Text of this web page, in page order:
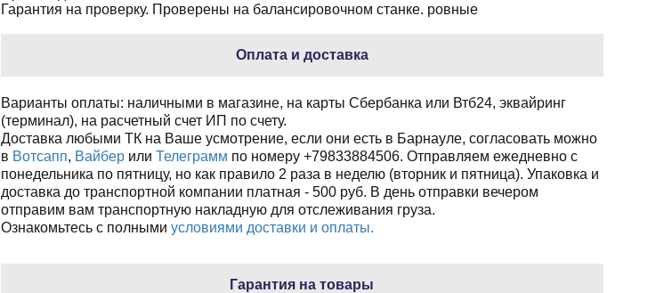
Гарантия на проверку. Проверены на балансировочном станке. ровные
Оплата и доставка
Варианты оплаты: наличными в магазине, на карты Сбербанка или Втб24, эквайринг
(терминал), на расчетный счет ИП по счету.
Доставка любыми ТК на Ваше усмотрение, если они есть в Барнауле, согласовать можно
в Вотсапп, Вайберили Телеграмм по номеру +79833884506. Отправляем ежедневно с
понедельника по пятницу, но как правило 2 раза в неделю (вторник и пятница). Упаковка и
доставка до транспортной компании платная - 500 руб. В день отправки вечером
отправим вам транспортную накладную для отслеживания груза.
Ознакомьтесь с полными условиями доставки и оплаты.
Гарантия на товары